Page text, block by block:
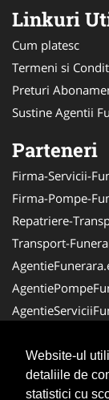
Website-ul
detaliile de
statistici cu
Linkuri
Cum platesc
Termeni si
Preturi
Sustine Agentii
Parteneri
Firma-Servicii-
Firma-Pompe-
Repatriere-
Transport-